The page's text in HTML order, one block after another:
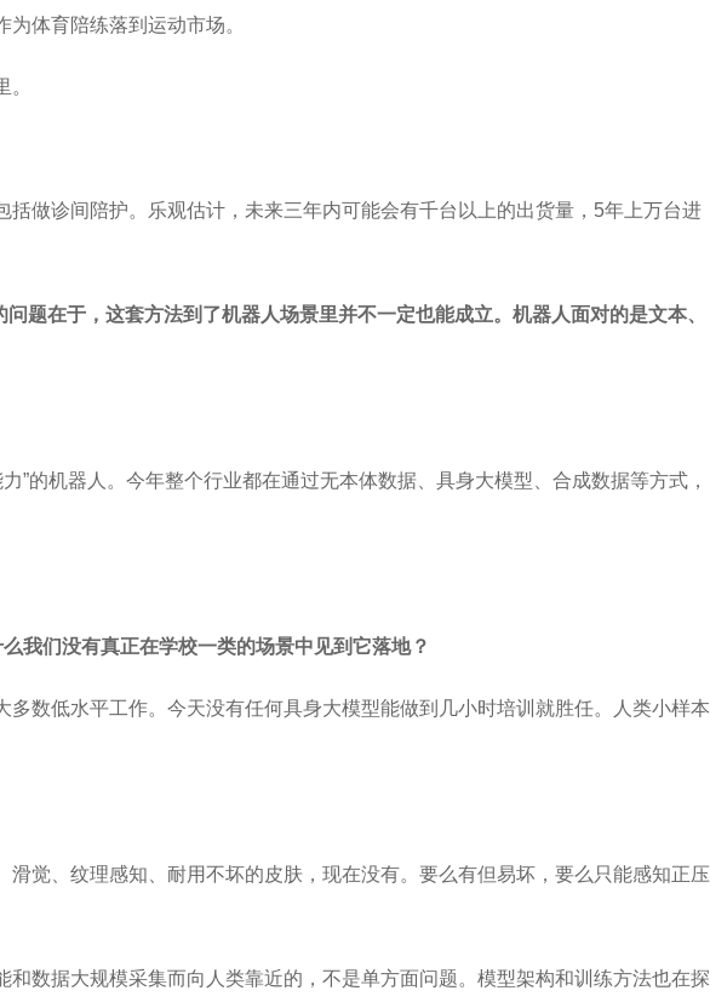
体育陪练落到运动市场。
做诊间陪护。乐观估计，未来三年内可能会有千台以上的出货量，5年上万台进
在于，这套方法到了机器人场景里并不一定也能成立。机器人面对的是文本、
的机器人。今年整个行业都在通过无本体数据、具身大模型、合成数据等方式，
我们没有真正在学校一类的场景中见到它落地？
数低水平工作。今天没有任何具身大模型能做到几小时培训就胜任。人类小样本
觉、纹理感知、耐用不坏的皮肤，现在没有。要么有但易坏，要么只能感知正压
数据大规模采集而向人类靠近的，不是单方面问题。模型架构和训练方法也在探